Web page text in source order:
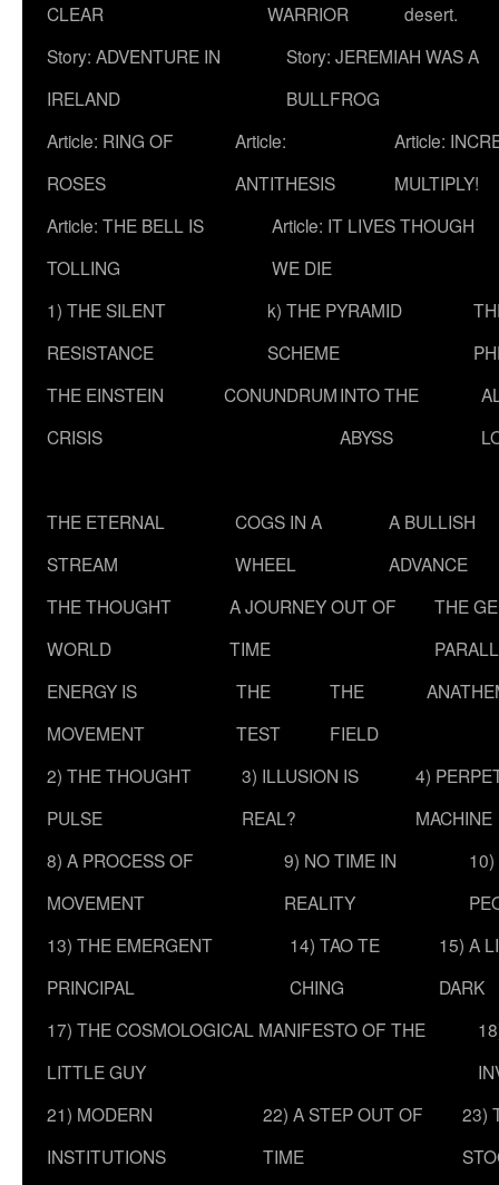
CLEAR
WARRIOR
desert.
Story: ADVENTURE IN
IRELAND
Story: JEREMIAH WAS A
BULLFROG
Article: RING OF
ROSES
Article:
ANTITHESIS
Article:
MULTIPLY!
Article: THE BELL IS
TOLLING
Article: IT LIVES THOUGH
WE DIE
1) THE SILENT
RESISTANCE
k) THE PYRAMID
SCHEME
THE EINSTEIN
CRISIS
CONUNDRUMINTO THE
ABYSS
THE ETERNAL
STREAM
COGS IN A
WHEEL
A BULLISH
ADVANCE
THE THOUGHT
WORLD
A JOURNEY OUT OF
TIME
THE
ENERGY IS
MOVEMENT
THE
TEST
THE
FIELD
2) THE THOUGHT
PULSE
3) ILLUSION IS
REAL?
4)
MACHINE
8) A PROCESS OF
MOVEMENT
9) NO TIME IN
REALITY
13) THE EMERGENT
PRINCIPAL
14) TAO TE
CHING
15) A
DARK
17) THE COSMOLOGICAL MANIFESTO OF THE
LITTLE GUY
21) MODERN
INSTITUTIONS
22) A STEP OUT OF
TIME
23)